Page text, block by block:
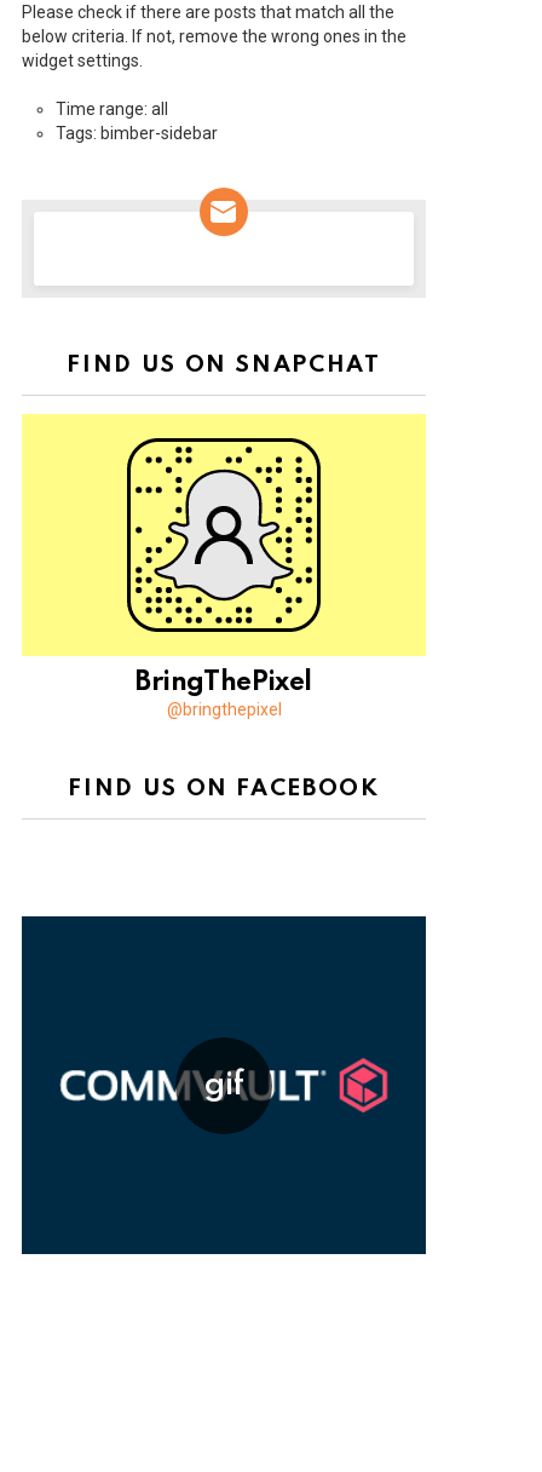
Please check if there are posts that match all the
below criteria. If not, remove the wrong ones in the
widget settings.
Time range: all
Tags: bimber-sidebar
FIND US ON SNAPCHAT
BringThePixel
@bringthepixel
FIND US ON FACEBOOK